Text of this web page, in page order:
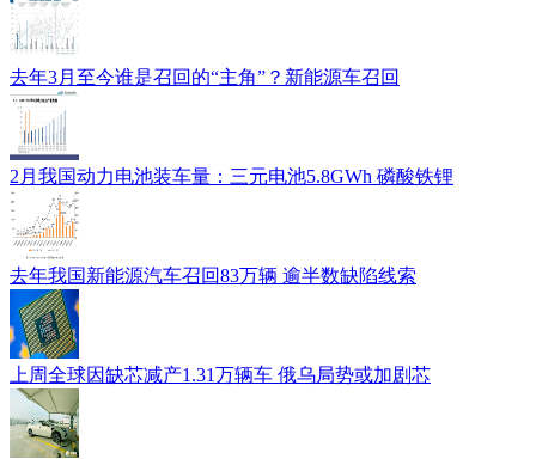
去年3月至今谁是召回的“主角”？新能源车召回
2月我国动力电池装车量：三元电池5.8GWh 磷酸铁锂
去年我国新能源汽车召回83万辆 逾半数缺陷线索
上周全球因缺芯减产1.31万辆车 俄乌局势或加剧芯